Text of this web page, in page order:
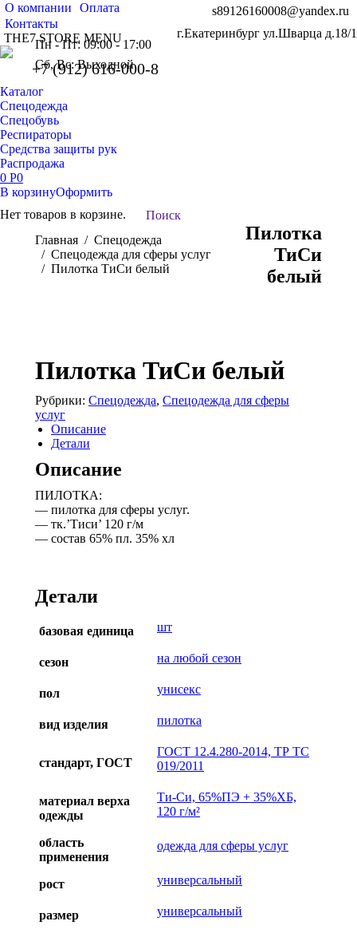
О компании
Оплата
Контакты
THE7 STORE MENU
s89126160008@yandex.ru
г.Екатеринбург ул.Шварца д.18/1
Пн - Пт: 09:00 - 17:00
Сб, Вс: Выходной
+7 (912) 616-000-8
Каталог
Спецодежда
Спецобувь
Респираторы
Средства защиты рук
Распродажа
0 Р0
В корзинуОформить
Нет товаров в корзине.
Поиск:
Поиск
Вы здесь:
Главная
Спецодежда
Спецодежда для сферы услуг
Пилотка ТиСи белый
Пилотка
ТиСи
белый
Пилотка ТиСи белый
Рубрики: Спецодежда, Спецодежда для сферы
услуг
Описание
Детали
Описание
ПИЛОТКА:
— пилотка для сферы услуг.
— тк.’Тиси’ 120 г/м
— состав 65% пл. 35% хл
Детали
базовая единица шт
сезон на любой сезон
пол унисекс
вид изделия пилотка
стандарт, ГОСТ
ГОСТ 12.4.280-2014, ТР ТС
019/2011
материал верха
одежды
Ти-Си, 65%ПЭ + 35%ХБ,
120 г/м²
область
применения
одежда для сферы услуг
рост универсальный
размер универсальный